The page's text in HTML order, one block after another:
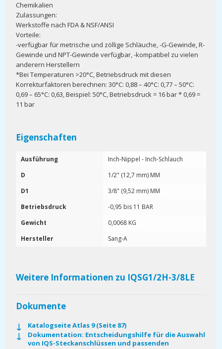
Chemikalien
Zulassungen:
Werkstoffe nach FDA & NSF/ANSI
Vorteile:
-verfügbar für metrische und zöllige Schläuche, -G-Gewinde, R-
Gewinde und NPT-Gewinde verfügbar, -kompatibel zu vielen
anderern Herstellern
*Bei Temperaturen >20°C, Betriebsdruck mit diesen
Korrekturfaktoren berechnen: 30°C: 0,88 – 40°C: 0,77 – 50°C:
0,69 – 65°C: 0,63, Beispiel: 50°C, Betriebsdruck = 16 bar * 0,69 =
11 bar
Eigenschaften
Ausführung
Inch-Nippel - Inch-Schlauch
D
1/2" (12,7 mm) MM
D1
3/8" (9,52 mm) MM
Betriebsdruck
-0,95 bis 11 BAR
Gewicht
0,0068 KG
Hersteller
Sang-A
Weitere Informationen zu IQSG1/2H-3/8LE
Dokumente
Katalogseite Atlas 9 (Seite 87)
Dokumentation: Entscheidungshilfe für die Auswahl
von IQS-Steckanschlüssen und passenden